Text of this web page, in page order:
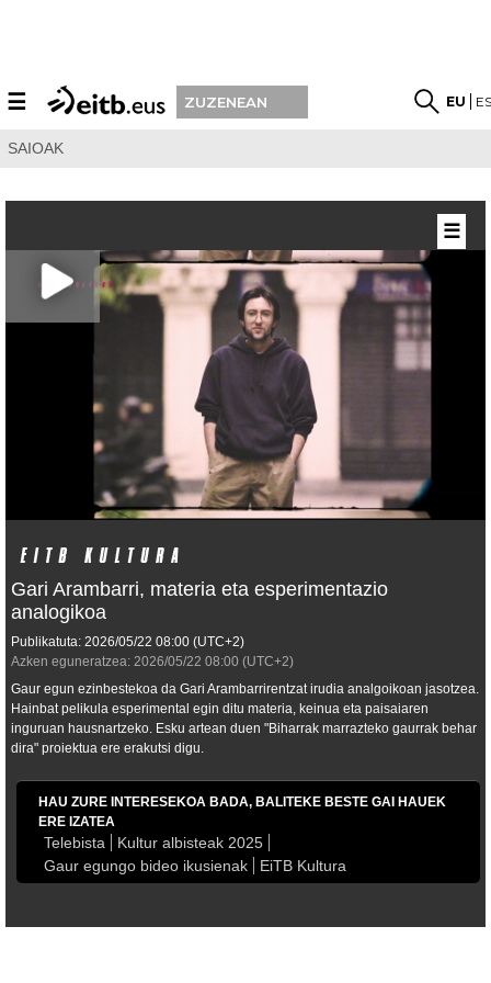
☰ ZUZENEAN EU
SAIOAK
Gari Arambarri, materia eta esperimentazio
analogikoa
Publikatuta: 2026/05/22 08:00 (UTC+2)
Azken eguneratzea: 2026/05/22 08:00 (UTC+2)
Gaur egun ezinbestekoa da Gari Arambarrirentzat irudia analgoikoan jasotzea.
Hainbat pelikula esperimental egin ditu materia, keinua eta paisaiaren
inguruan hausnartzeko. Esku artean duen "Biharrak marrazteko gaurrak behar
dira" proiektua ere erakutsi digu.
HAU ZURE INTERESEKOA BADA, BALITEKE BESTE GAI HAUEK
ERE IZATEA
Telebista
Kultur albisteak 2025
Gaur egungo bideo ikusienak
EiTB Kultura
☰